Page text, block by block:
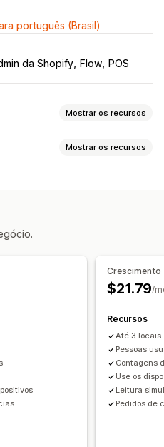
português (Brasil)
da Shopify Flow POS
Mostrar os recursos
de estoque baixo
Mostrar os recursos
Crescimento
$21.79/
Recursos
Até 3 locais
Pessoas
Contagens
Use os
Leitura
Pedidos de